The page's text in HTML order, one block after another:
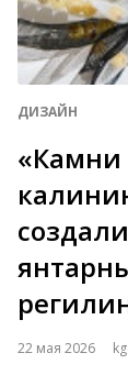
ДИЗАЙН
«Камни
22 мая 2026